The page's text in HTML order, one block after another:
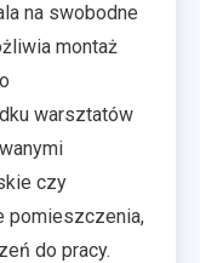
na swobodne
montaż
warsztatów
czy
pomieszczenia,
do pracy.